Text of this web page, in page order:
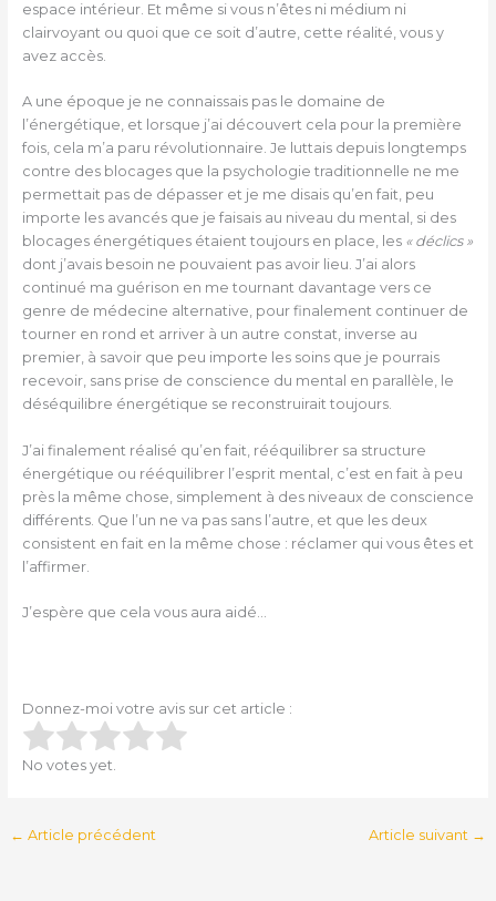
espace intérieur. Et même si vous n’êtes ni médium ni
clairvoyant ou quoi que ce soit d’autre, cette réalité, vous y
avez accès.
A une époque je ne connaissais pas le domaine de
l’énergétique, et lorsque j’ai découvert cela pour la première
fois, cela m’a paru révolutionnaire. Je luttais depuis longtemps
contre des blocages que la psychologie traditionnelle ne me
permettait pas de dépasser et je me disais qu’en fait, peu
importe les avancés que je faisais au niveau du mental, si des
blocages énergétiques étaient toujours en place, les « déclics »
dont j’avais besoin ne pouvaient pas avoir lieu. J’ai alors
continué ma guérison en me tournant davantage vers ce
genre de médecine alternative, pour finalement continuer de
tourner en rond et arriver à un autre constat, inverse au
premier, à savoir que peu importe les soins que je pourrais
recevoir, sans prise de conscience du mental en parallèle, le
déséquilibre énergétique se reconstruirait toujours.
J’ai finalement réalisé qu’en fait, rééquilibrer sa structure
énergétique ou rééquilibrer l’esprit mental, c’est en fait à peu
près la même chose, simplement à des niveaux de conscience
différents. Que l’un ne va pas sans l’autre, et que les deux
consistent en fait en la même chose : réclamer qui vous êtes et
l’affirmer.
J’espère que cela vous aura aidé…
Donnez-moi votre avis sur cet article :
Rate this item:
No votes yet.
← Article précédent Article suivant →